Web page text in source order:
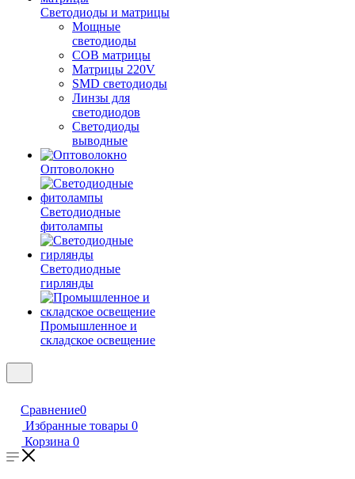
Светодиоды и матрицы
Мощные
светодиоды
COB матрицы
Матрицы 220V
SMD светодиоды
Линзы для
светодиодов
Светодиоды
выводные
Оптоволокно
Светодиодные
фитолампы
Светодиодные
гирлянды
Промышленное и
складское освещение
Сравнение0
Избранные товары 0
Корзина 0